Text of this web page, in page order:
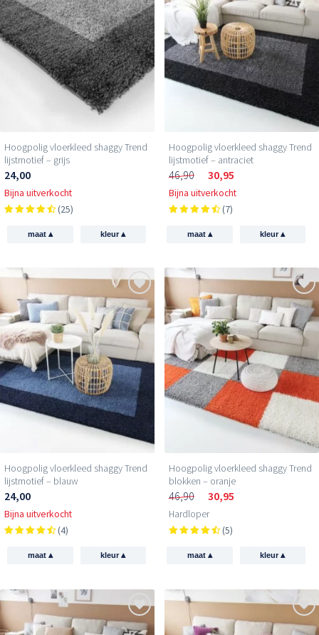
Hoogpolig vloerkleed shaggy Trend
lijstmotief – grijs
24,00
Bijna uitverkocht
(25)
maat ▴ kleur▴
Hoogpolig vloerkleed shaggy Trend
lijstmotief – antraciet
46,90 30,95
Bijna uitverkocht
(7)
maat ▴ kleur▴
Hoogpolig vloerkleed shaggy Trend
lijstmotief – blauw
24,00
Bijna uitverkocht
(4)
maat ▴ kleur▴
Hoogpolig vloerkleed shaggy Trend
blokken – oranje
46,90 30,95
Hardloper
(5)
maat ▴ kleur▴